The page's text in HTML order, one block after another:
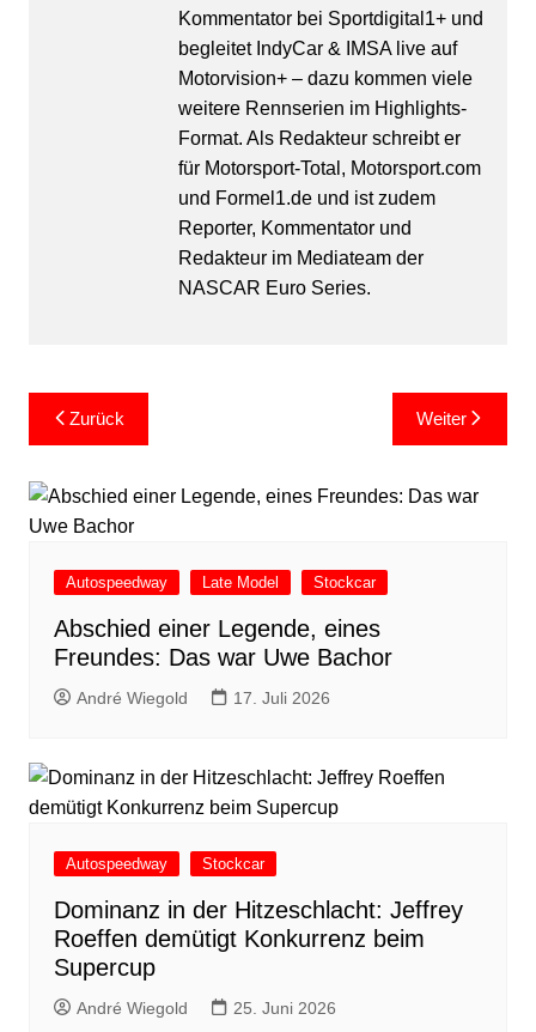
Kommentator bei Sportdigital1+ und
begleitet IndyCar & IMSA live auf
Motorvision+ – dazu kommen viele
weitere Rennserien im Highlights-
Format. Als Redakteur schreibt er
für Motorsport-Total, Motorsport.com
und Formel1.de und ist zudem
Reporter, Kommentator und
Redakteur im Mediateam der
NASCAR Euro Series.
Beitragsnavigation
Zurück Weiter
Autospeedway Late Model Stockcar
Abschied einer Legende, eines
Freundes: Das war Uwe Bachor
André Wiegold 17. Juli 2026
Autospeedway Stockcar
Dominanz in der Hitzeschlacht: Jeffrey
Roeffen demütigt Konkurrenz beim
Supercup
André Wiegold 25. Juni 2026